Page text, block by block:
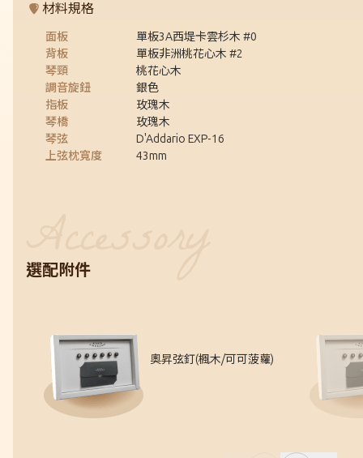
材料規格
面板
單板3A西堤卡雲杉木 #0
背板
單板非洲桃花心木 #2
琴頸
桃花心木
調音旋鈕
銀色
指板
玫瑰木
琴橋
玫瑰木
琴弦
D'Addario EXP-16
上弦枕寬度
43mm
選配附件
奧昇弦釘(楓木/可可菠蘿)